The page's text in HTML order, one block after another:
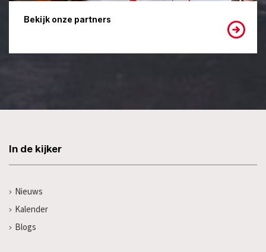
Bekijk onze partners
In de kijker
Nieuws
Kalender
Blogs